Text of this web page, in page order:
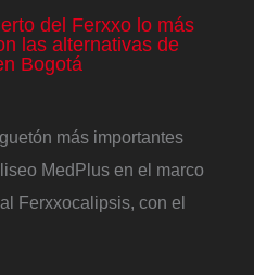
del Ferxxo lo más
las alternativas de
Bogotá
más importantes
MedPlus en el marco
Ferxxocalipsis, con el